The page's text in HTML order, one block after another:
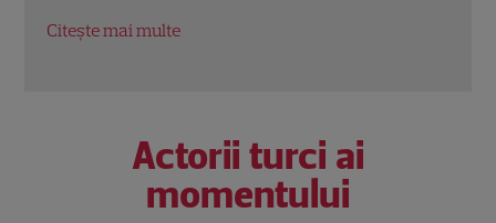
Citește mai multe
Actorii turci ai
momentului